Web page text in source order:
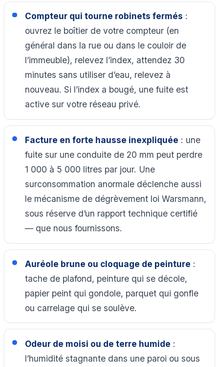
Compteur qui tourne robinets fermés :
ouvrez le boîtier de votre compteur (en
général dans la rue ou dans le couloir de
l’immeuble), relevez l’index, attendez 30
minutes sans utiliser d’eau, relevez à
nouveau. Si l’index a bougé, une fuite est
active sur votre réseau privé.
Facture en forte hausse inexpliquée : une
fuite sur une conduite de 20 mm peut perdre
1 000 à 5 000 litres par jour. Une
surconsommation anormale déclenche aussi
le mécanisme de dégrèvement loi Warsmann,
sous réserve d’un rapport technique certifié
— que nous fournissons.
Auréole brune ou cloquage de peinture :
tache de plafond, peinture qui se décole,
papier peint qui gondole, parquet qui gonfle
ou carrelage qui se soulève.
Odeur de moisi ou de terre humide :
l’humidité stagnante dans une paroi ou sous